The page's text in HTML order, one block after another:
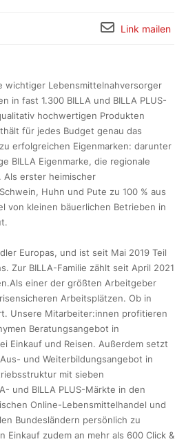
Link mailen
wichtiger Lebensmittelnahversorger
in fast 1.300 BILLA und BILLA PLUS-
hochwertigen Produkten
für jedes Budget genau das
erfolgreichen Eigenmarken: darunter
BILLA Eigenmarke, die regionale
Als erster heimischer
Huhn und Pute zu 100 % aus
von kleinen bäuerlichen Betrieben in
Europas, und ist seit Mai 2019 Teil
Zur BILLA-Familie zählt seit April 2021
einer der größten Arbeitgeber
Arbeitsplätzen. Ob in
Unsere Mitarbeiter:innen profitieren
Beratungsangebot in
Einkauf und Reisen. Außerdem setzt
und Weiterbildungsangebot in
mit sieben
und BILLA PLUS-Märkte in den
Online-Lebensmittelhandel und
Bundesländern persönlich zu
Einkauf zudem an mehr als 600 Click &